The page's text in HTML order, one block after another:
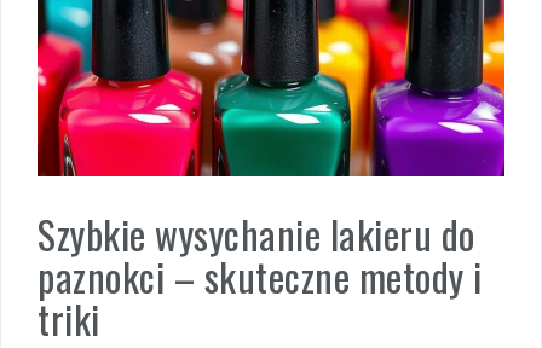
Szybkie wysychanie lakieru do
paznokci – skuteczne metody i
triki